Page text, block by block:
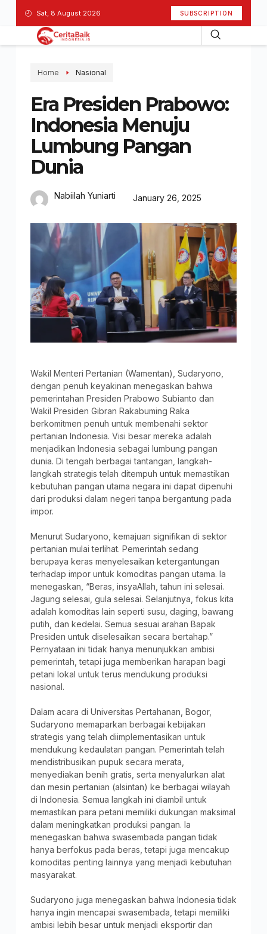
Sat, 8 August 2026 SUBSCRIPTION
Home Nasional
Era Presiden Prabowo:
Indonesia Menuju
Lumbung Pangan
Dunia
Nabiilah Yuniarti January 26, 2025
Wakil Menteri Pertanian (Wamentan), Sudaryono,
dengan penuh keyakinan menegaskan bahwa
pemerintahan Presiden Prabowo Subianto dan
Wakil Presiden Gibran Rakabuming Raka
berkomitmen penuh untuk membenahi sektor
pertanian Indonesia. Visi besar mereka adalah
menjadikan Indonesia sebagai lumbung pangan
dunia. Di tengah berbagai tantangan, langkah-
langkah strategis telah ditempuh untuk memastikan
kebutuhan pangan utama negara ini dapat dipenuhi
dari produksi dalam negeri tanpa bergantung pada
impor.
Menurut Sudaryono, kemajuan signifikan di sektor
pertanian mulai terlihat. Pemerintah sedang
berupaya keras menyelesaikan ketergantungan
terhadap impor untuk komoditas pangan utama. Ia
menegaskan, “Beras, insyaAllah, tahun ini selesai.
Jagung selesai, gula selesai. Selanjutnya, fokus kita
adalah komoditas lain seperti susu, daging, bawang
putih, dan kedelai. Semua sesuai arahan Bapak
Presiden untuk diselesaikan secara bertahap.”
Pernyataan ini tidak hanya menunjukkan ambisi
pemerintah, tetapi juga memberikan harapan bagi
petani lokal untuk terus mendukung produksi
nasional.
Dalam acara di Universitas Pertahanan, Bogor,
Sudaryono memaparkan berbagai kebijakan
strategis yang telah diimplementasikan untuk
mendukung kedaulatan pangan. Pemerintah telah
mendistribusikan pupuk secara merata,
menyediakan benih gratis, serta menyalurkan alat
dan mesin pertanian (alsintan) ke berbagai wilayah
di Indonesia. Semua langkah ini diambil untuk
memastikan para petani memiliki dukungan maksimal
dalam meningkatkan produksi pangan. Ia
menegaskan bahwa swasembada pangan tidak
hanya berfokus pada beras, tetapi juga mencakup
komoditas penting lainnya yang menjadi kebutuhan
masyarakat.
Sudaryono juga menegaskan bahwa Indonesia tidak
hanya ingin mencapai swasembada, tetapi memiliki
ambisi lebih besar untuk menjadi eksportir dan